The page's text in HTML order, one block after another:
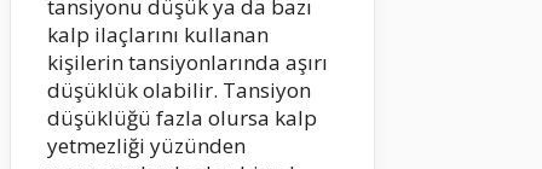
tansiyonu düşük ya da bazı
kalp ilaçlarını kullanan
kişilerin tansiyonlarında aşırı
düşüklük olabilir. Tansiyon
düşüklüğü fazla olursa kalp
yetmezliği yüzünden